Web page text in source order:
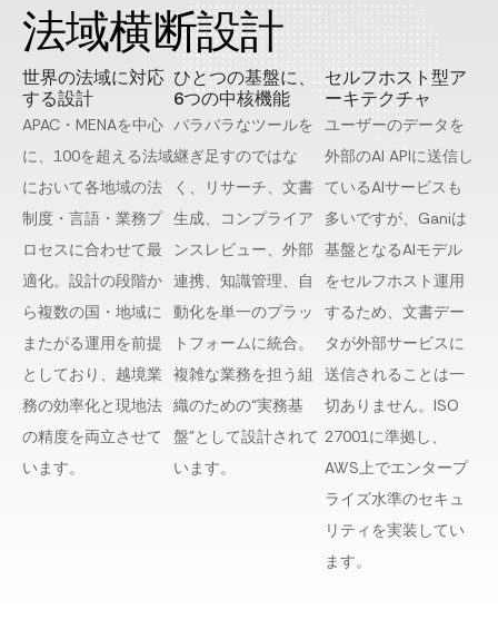
法域横断設計
世界の法域に対応
する設計
APAC・MENAを中心
に、100を超える法域
において各地域の法
制度・言語・業務プ
ロセスに合わせて最
適化。設計の段階か
ら複数の国・地域に
またがる運用を前提
としており、越境業
務の効率化と現地法
の精度を両立させて
います。
ひとつの基盤に、
6つの中核機能
バラバラなツールを
継ぎ足すのではな
く、リサーチ、文書
生成、コンプライア
ンスレビュー、外部
連携、知識管理、自
動化を単一のプラッ
トフォームに統合。
複雑な業務を担う組
織のための“実務基
盤”として設計されて
います。
セルフホスト型ア
ーキテクチャ
ユーザーのデータを
外部のAI APIに送信し
ているAIサービスも
多いですが、Ganiは
基盤となるAIモデル
をセルフホスト運用
するため、文書デー
タが外部サービスに
送信されることは一
切ありません。ISO
27001に準拠し、
AWS上でエンタープ
ライズ水準のセキュ
リティを実装してい
ます。